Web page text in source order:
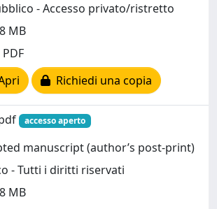
- Accesso privato/ristretto
MB
Richiedi una copia
accesso aperto
manuscript (author’s post-print)
- Tutti i diritti riservati
MB